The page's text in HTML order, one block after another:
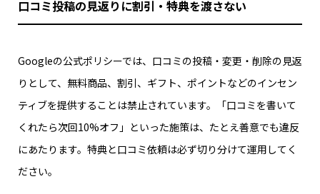
口コミ投稿の見返りに割引・特典を渡さない
Googleの公式ポリシーでは、口コミの投稿・変更・削除の見返
りとして、無料商品、割引、ギフト、ポイントなどのインセン
ティブを提供することは禁止されています。「口コミを書いて
くれたら次回10%オフ」といった施策は、たとえ善意でも違反
にあたります。特典と口コミ依頼は必ず切り分けて運用してく
ださい。